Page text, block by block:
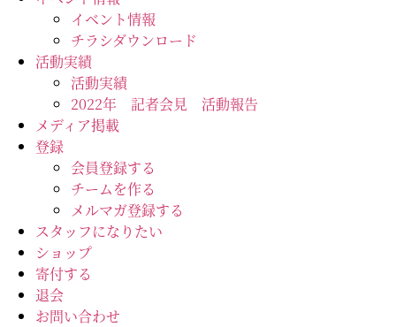
イベント情報
チラシダウンロード
活動実績
活動実績
2022年 記者会見 活動報告
メディア掲載
登録
会員登録する
チームを作る
メルマガ登録する
スタッフになりたい
ショップ
寄付する
退会
お問い合わせ